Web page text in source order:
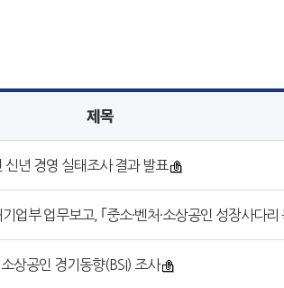
제목
년 경영 실태조사 결과 발표
업부 업무보고, ｢중소·벤처·소상공인 성장사다리
상공인 경기동향(BSI) 조사